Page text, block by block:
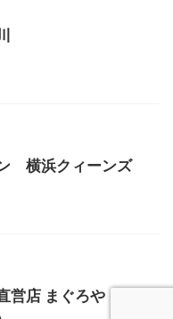
横浜クィーンズ
営店 まぐろや（神